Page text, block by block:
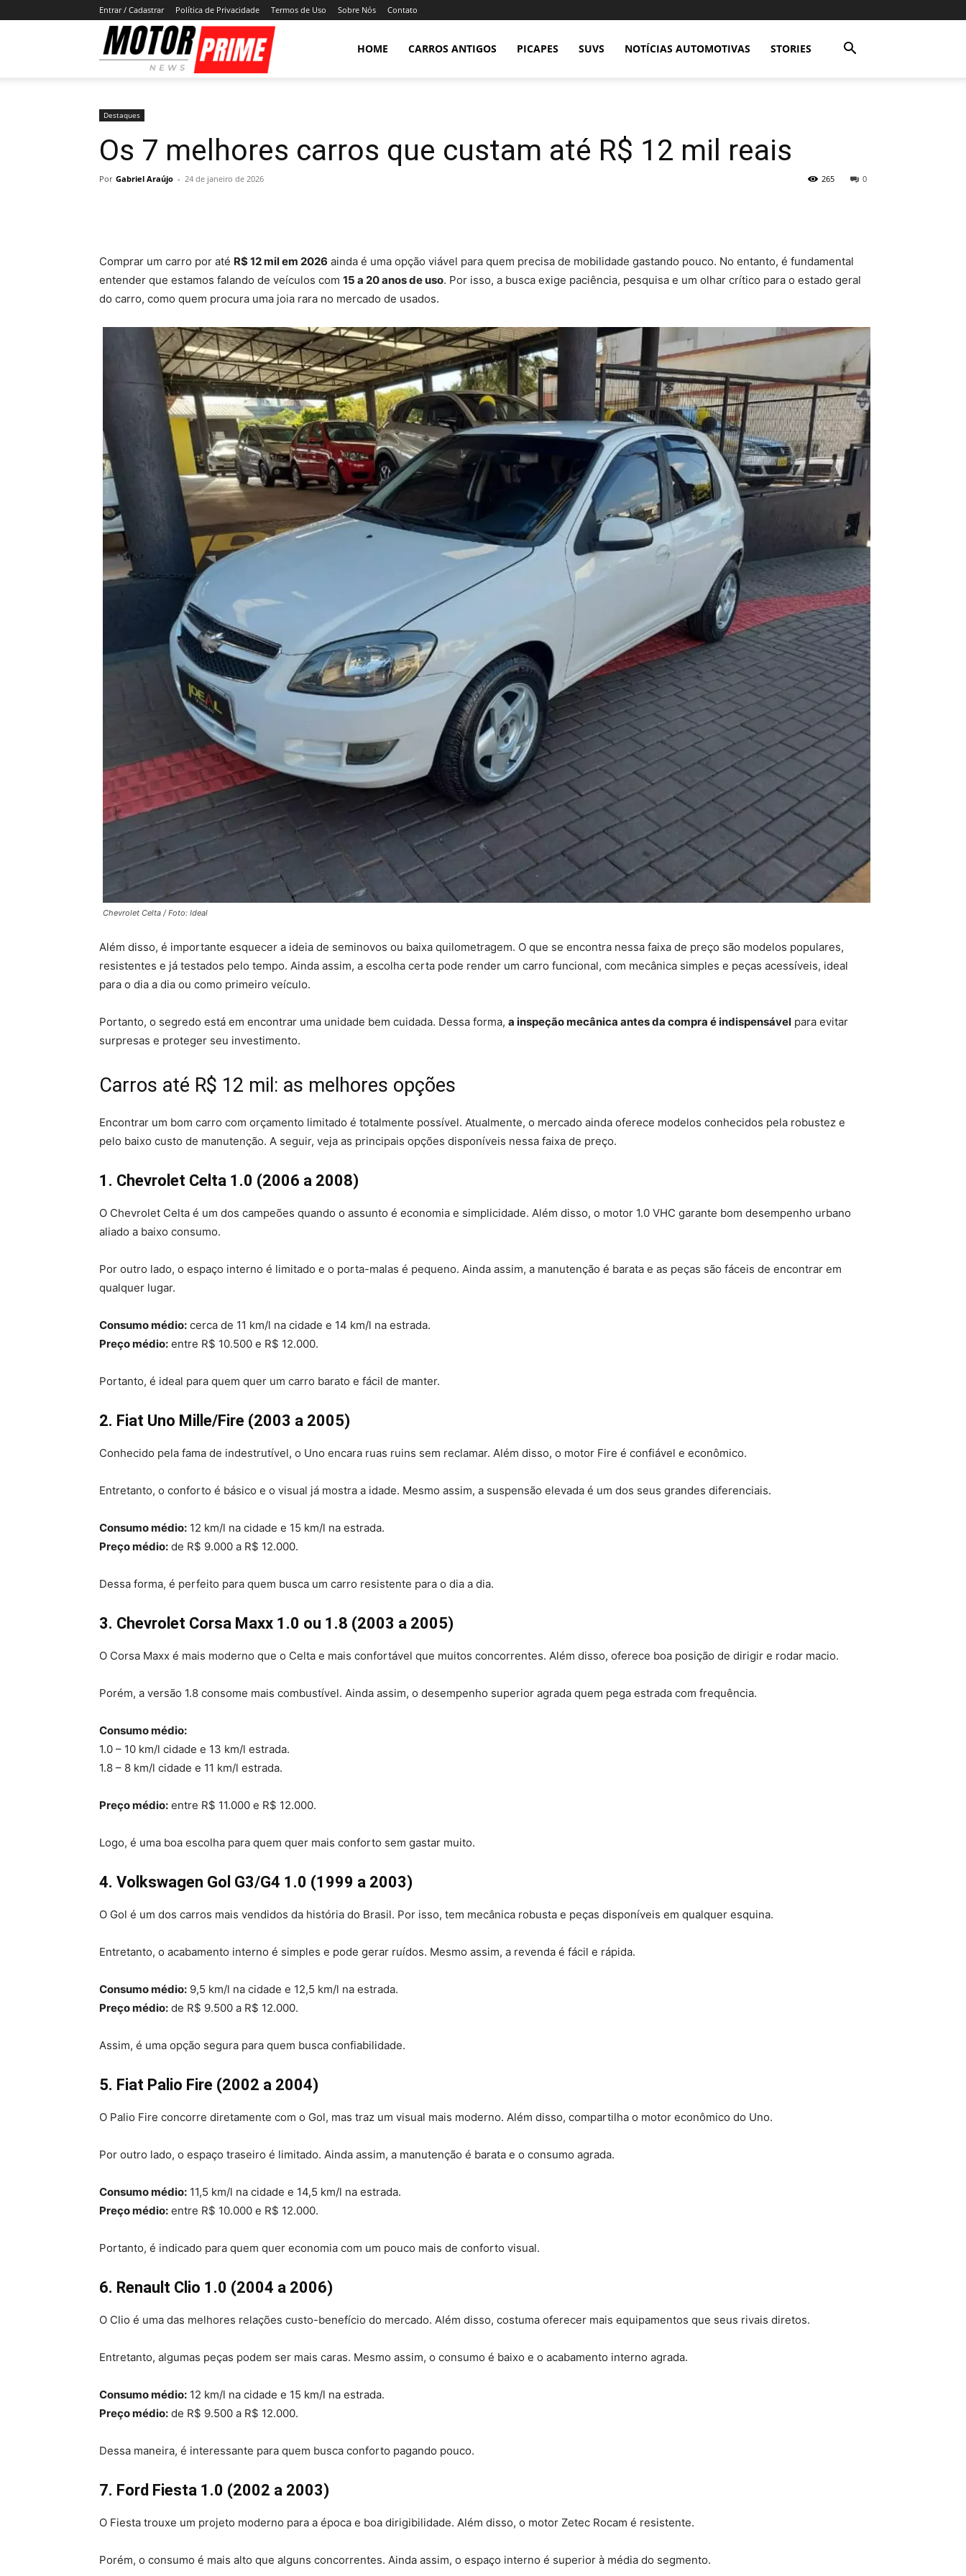
Entrar / Cadastrar Política de Privacidade Termos de Uso Sobre Nós Contato
HOME CARROS ANTIGOS PICAPES SUVS NOTÍCIAS AUTOMOTIVAS STORIES
Destaques
Os 7 melhores carros que custam até R$ 12 mil reais
Por Gabriel Araújo - 24 de janeiro de 2026 0
265
Comprar um carro por até R$ 12 mil em 2026 ainda é uma opção viável para quem precisa de mobilidade gastando pouco. No entanto, é fundamental
entender que estamos falando de veículos com 15 a 20 anos de uso. Por isso, a busca exige paciência, pesquisa e um olhar crítico para o estado geral
do carro, como quem procura uma joia rara no mercado de usados.
Chevrolet Celta / Foto: Ideal
Além disso, é importante esquecer a ideia de seminovos ou baixa quilometragem. O que se encontra nessa faixa de preço são modelos populares,
resistentes e já testados pelo tempo. Ainda assim, a escolha certa pode render um carro funcional, com mecânica simples e peças acessíveis, ideal
para o dia a dia ou como primeiro veículo.
Portanto, o segredo está em encontrar uma unidade bem cuidada. Dessa forma, a inspeção mecânica antes da compra é indispensável para evitar
surpresas e proteger seu investimento.
Carros até R$ 12 mil: as melhores opções
Encontrar um bom carro com orçamento limitado é totalmente possível. Atualmente, o mercado ainda oferece modelos conhecidos pela robustez e
pelo baixo custo de manutenção. A seguir, veja as principais opções disponíveis nessa faixa de preço.
1. Chevrolet Celta 1.0 (2006 a 2008)
O Chevrolet Celta é um dos campeões quando o assunto é economia e simplicidade. Além disso, o motor 1.0 VHC garante bom desempenho urbano
aliado a baixo consumo.
Por outro lado, o espaço interno é limitado e o porta-malas é pequeno. Ainda assim, a manutenção é barata e as peças são fáceis de encontrar em
qualquer lugar.
Consumo médio: cerca de 11 km/l na cidade e 14 km/l na estrada.
Preço médio: entre R$ 10.500 e R$ 12.000.
Portanto, é ideal para quem quer um carro barato e fácil de manter.
2. Fiat Uno Mille/Fire (2003 a 2005)
Conhecido pela fama de indestrutível, o Uno encara ruas ruins sem reclamar. Além disso, o motor Fire é confiável e econômico.
Entretanto, o conforto é básico e o visual já mostra a idade. Mesmo assim, a suspensão elevada é um dos seus grandes diferenciais.
Consumo médio: 12 km/l na cidade e 15 km/l na estrada.
Preço médio: de R$ 9.000 a R$ 12.000.
Dessa forma, é perfeito para quem busca um carro resistente para o dia a dia.
3. Chevrolet Corsa Maxx 1.0 ou 1.8 (2003 a 2005)
O Corsa Maxx é mais moderno que o Celta e mais confortável que muitos concorrentes. Além disso, oferece boa posição de dirigir e rodar macio.
Porém, a versão 1.8 consome mais combustível. Ainda assim, o desempenho superior agrada quem pega estrada com frequência.
Consumo médio:
1.0 – 10 km/l cidade e 13 km/l estrada.
1.8 – 8 km/l cidade e 11 km/l estrada.
Preço médio: entre R$ 11.000 e R$ 12.000.
Logo, é uma boa escolha para quem quer mais conforto sem gastar muito.
4. Volkswagen Gol G3/G4 1.0 (1999 a 2003)
O Gol é um dos carros mais vendidos da história do Brasil. Por isso, tem mecânica robusta e peças disponíveis em qualquer esquina.
Entretanto, o acabamento interno é simples e pode gerar ruídos. Mesmo assim, a revenda é fácil e rápida.
Consumo médio: 9,5 km/l na cidade e 12,5 km/l na estrada.
Preço médio: de R$ 9.500 a R$ 12.000.
Assim, é uma opção segura para quem busca confiabilidade.
5. Fiat Palio Fire (2002 a 2004)
O Palio Fire concorre diretamente com o Gol, mas traz um visual mais moderno. Além disso, compartilha o motor econômico do Uno.
Por outro lado, o espaço traseiro é limitado. Ainda assim, a manutenção é barata e o consumo agrada.
Consumo médio: 11,5 km/l na cidade e 14,5 km/l na estrada.
Preço médio: entre R$ 10.000 e R$ 12.000.
Portanto, é indicado para quem quer economia com um pouco mais de conforto visual.
6. Renault Clio 1.0 (2004 a 2006)
O Clio é uma das melhores relações custo-benefício do mercado. Além disso, costuma oferecer mais equipamentos que seus rivais diretos.
Entretanto, algumas peças podem ser mais caras. Mesmo assim, o consumo é baixo e o acabamento interno agrada.
Consumo médio: 12 km/l na cidade e 15 km/l na estrada.
Preço médio: de R$ 9.500 a R$ 12.000.
Dessa maneira, é interessante para quem busca conforto pagando pouco.
7. Ford Fiesta 1.0 (2002 a 2003)
O Fiesta trouxe um projeto moderno para a época e boa dirigibilidade. Além disso, o motor Zetec Rocam é resistente.
Porém, o consumo é mais alto que alguns concorrentes. Ainda assim, o espaço interno é superior à média do segmento.